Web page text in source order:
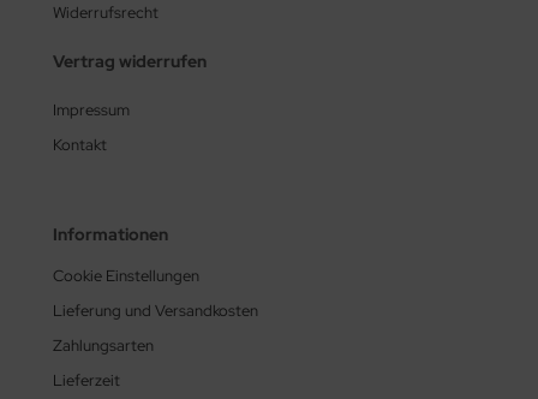
Widerrufsrecht
Vertrag widerrufen
Impressum
Kontakt
Informationen
Cookie Einstellungen
Lieferung und Versandkosten
Zahlungsarten
Lieferzeit